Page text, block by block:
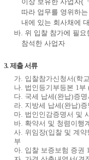
따라 업무를 영위하
내에 있는 회사채에
바. 위 입찰 참가에 필
참석한 사업자
3. 제출 서류
가. 입찰참가신청서(학
나. 법인등기부등본 1부
다. 국세 납세(완납)증
라. 지방세 납세(완납)
마. 법인인감증명서 및
바. 확약서 및 청렴이행
사. 위임장(입찰 및 계
부
아. 입찰 보증보험 증권